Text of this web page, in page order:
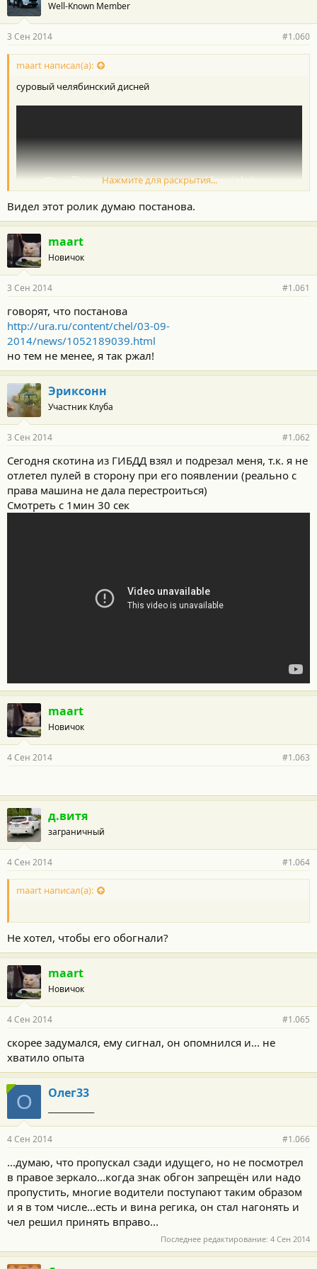
а
р
о
с
т
:
Well-Known Member
3 Сен 2014 #1.060
maart написал(а):
суровый челябинский дисней
Нажмите для раскрытия...
Видел этот ролик думаю постанова.
maart
Новичок
3 Сен 2014 #1.061
говорят, что постанова
http://ura.ru/content/chel/03-09-
2014/news/1052189039.html
но тем не менее, я так ржал!
Эриксонн
Участник Клуба
3 Сен 2014 #1.062
Сегодня скотина из ГИБДД взял и подрезал меня, т.к. я не
отлетел пулей в сторону при его появлении (реально с
права машина не дала перестроиться)
Смотреть с 1мин 30 сек
maart
Новичок
4 Сен 2014 #1.063
д.витя
заграничный
4 Сен 2014 #1.064
maart написал(а):
Не хотел, чтобы его обогнали?
maart
Новичок
4 Сен 2014 #1.065
скорее задумался, ему сигнал, он опомнился и... не
хватило опыта
О Олег33
4 Сен 2014 #1.066
...думаю, что пропускал сзади идущего, но не посмотрел
в правое зеркало...когда знак обгон запрещён или надо
пропустить, многие водители поступают таким образом
и я в том числе...есть и вина регика, он стал нагонять и
чел решил принять вправо...
Последнее редактирование: 4 Сен 2014